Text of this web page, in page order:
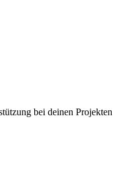
bei deinen Projekten